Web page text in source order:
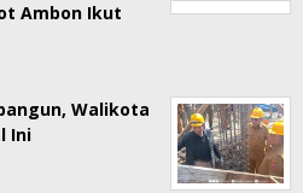
Ambon Ikut
Walikota
Ini